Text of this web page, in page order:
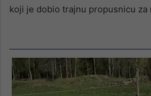
koji je dobio trajnu propusnicu za